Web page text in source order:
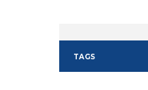
TAGS